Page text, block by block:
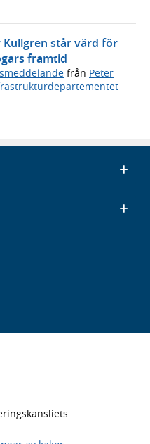
står värd för
framtid
från Peter